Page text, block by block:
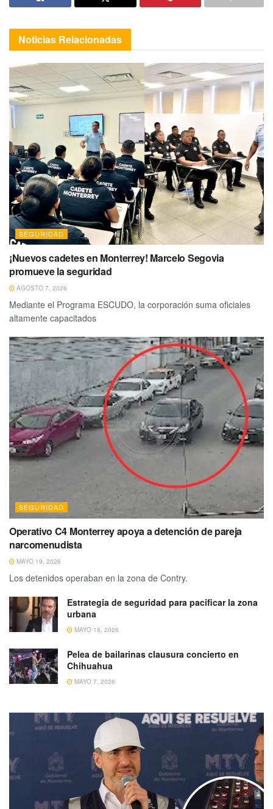
Noticias Relacionadas
SEGURIDAD
¡Nuevos cadetes en Monterrey! Marcelo Segovia
promueve la seguridad
AGOSTO 7, 2026
Mediante el Programa ESCUDO, la corporación suma oficiales
altamente capacitados
SEGURIDAD
Operativo C4 Monterrey apoya a detención de pareja
narcomenudista
MAYO 19, 2026
Los detenidos operaban en la zona de Contry.
Estrategia de seguridad para pacificar la zona
urbana
MAYO 18, 2026
Pelea de bailarinas clausura concierto en
Chihuahua
MAYO 7, 2026